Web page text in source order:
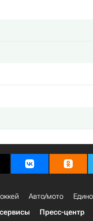
Авто/мото
Пресс-центр